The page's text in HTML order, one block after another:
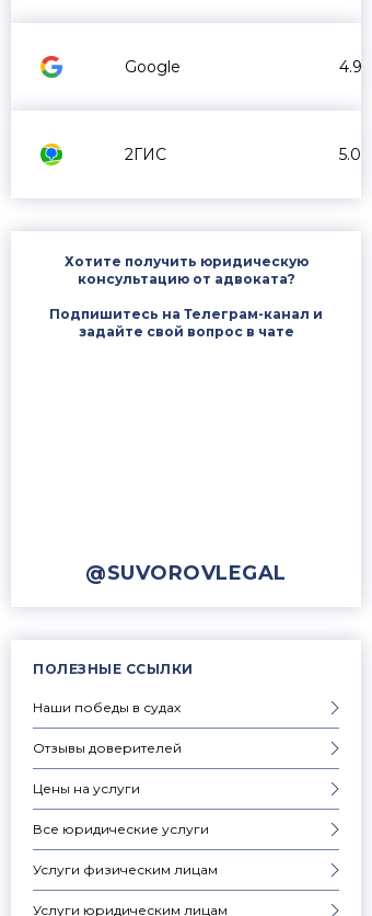
Google 4.9
2ГИС 5.0
Хотите получить юридическую
консультацию от адвоката?
Подпишитесь на Телеграм-канал и
задайте свой вопрос в чате
@SUVOROVLEGAL
ПОЛЕЗНЫЕ ССЫЛКИ
Наши победы в судах
Отзывы доверителей
Цены на услуги
Все юридические услуги
Услуги физическим лицам
Услуги юридическим лицам